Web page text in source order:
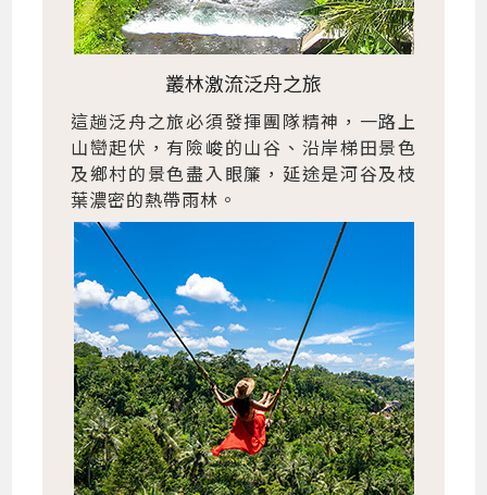
叢林激流泛舟之旅
這趟泛舟之旅必須發揮團隊精神，一路上
山巒起伏，有險峻的山谷、沿岸梯田景色
及鄉村的景色盡入眼簾，延途是河谷及枝
葉濃密的熱帶雨林。